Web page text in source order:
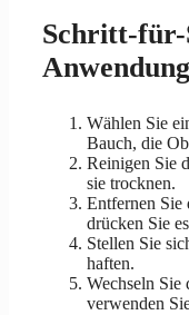
Schritt-
Anwendung
Wählen Sie
Bauch, die
Reinigen Sie
sie trocknen.
Entfernen Sie
drücken Sie
Stellen Sie
haften.
Wechseln Sie
verwenden